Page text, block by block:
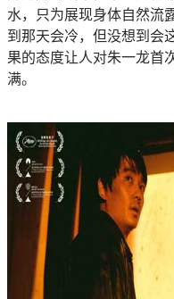
水，只为展现身体自然流
到那天会冷，但没想到会
果的态度让人对朱一龙首
满。